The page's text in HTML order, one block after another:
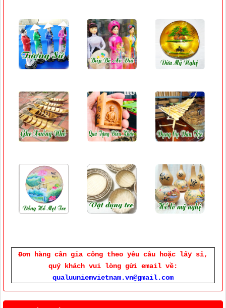
Đơn hàng cần gia công theo yêu cầu hoặc lấy sỉ,
quý khách vui lòng gửi email về:
qualuuniemvietnam.vn@gmail.com